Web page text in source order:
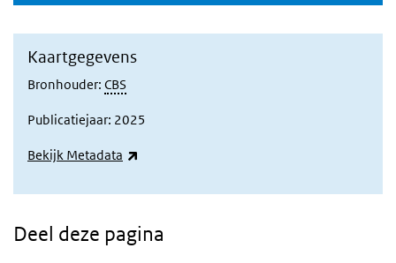
Kaartgegevens
Bronhouder: CBS
Publicatiejaar: 2025
Bekijk Metadata
Deel deze pagina